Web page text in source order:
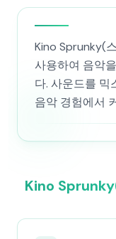
Kino Sprunky(
사용하여 음악
다. 사운드를 믹
음악 경험에서
Kino